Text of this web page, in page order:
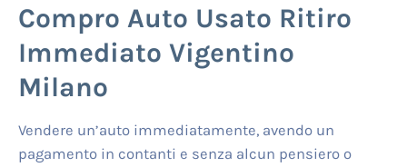
Compro Auto Usato Ritiro
Immediato Vigentino
Milano
Vendere un’auto immediatamente, avendo un
pagamento in contanti e senza alcun pensiero o